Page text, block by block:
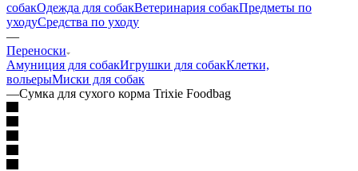
собакОдежда для собакВетеринария собакПредметы по
уходуСредства по уходу
—
Переноски
Амуниция для собакИгрушки для собакКлетки,
вольерыМиски для собак
—Сумка для сухого корма Trixie Foodbag